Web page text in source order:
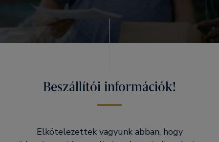
Beszállítói információk!
Elkötelezettek vagyunk abban, hogy